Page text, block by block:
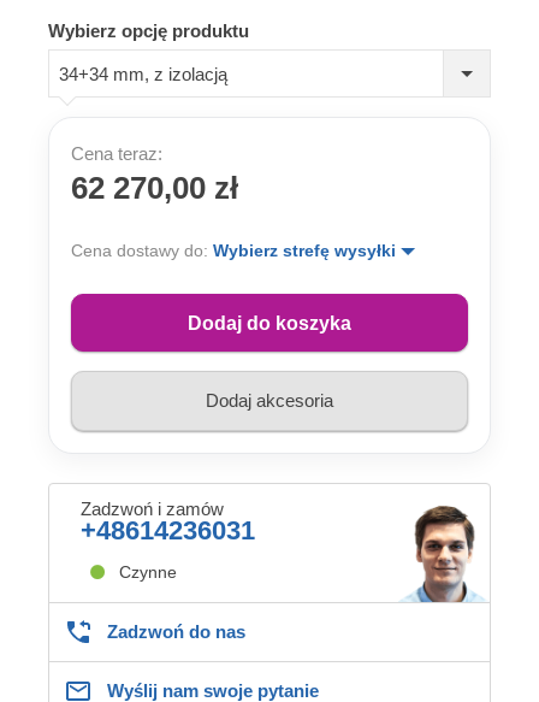
Wybierz opcję produktu
34+34 mm, z izolacją
Cena teraz:
62 270,00 zł
Cena dostawy do: Wybierz strefę wysyłki
Dodaj do koszyka
Dodaj akcesoria
Zadzwoń i zamów
+48614236031
Czynne
Zadzwoń do nas
Wyślij nam swoje pytanie